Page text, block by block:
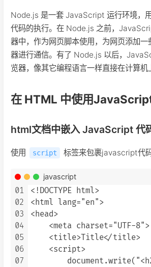
Node.js 是一套 JavaScript 运行环境，
代码的执行。在 Node.js 之前，
器中，作为网页脚本使用，为网页添加
器进行通信。有了 Node.js 以后，
览器，像其它编程语言一样直接在计算机
在 HTML 中使用
html文档中嵌入 JavaScript 代
使用 script 标签来包裹javascript代
javascript
01
02
03
04
05
06
07
<!DOCTYPE html>
<html lang="en">
<head>
    <meta charset="UTF-8">
    <title>Title</title>
    <script>